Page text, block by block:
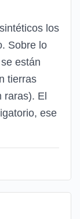
los
Sobre lo
están
tierras
raras). El
ese